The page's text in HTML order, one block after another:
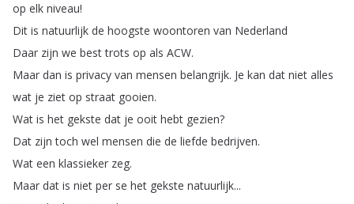
op elk niveau!
Dit is natuurlijk de hoogste woontoren van Nederland
Daar zijn we best trots op als ACW.
Maar dan is privacy van mensen belangrijk. Je kan dat niet alles
wat je ziet op straat gooien.
Wat is het gekste dat je ooit hebt gezien?
Dat zijn toch wel mensen die de liefde bedrijven.
Wat een klassieker zeg.
Maar dat is niet per se het gekste natuurlijk...